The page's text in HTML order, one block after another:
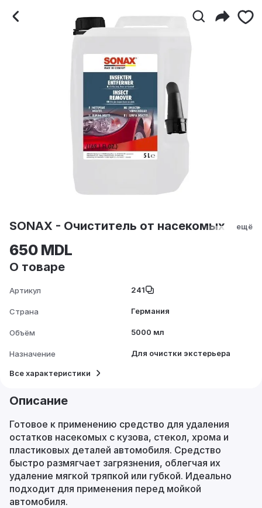
SONAX - Очиститель
SONAX - Очиститель от насекомых ещё
650 MDL
О товаре
Артикул 241
Страна Германия
Объём 5000 мл
Назначение Для очистки экстерьера
Все характеристики
Описание
Готовое к применению средство для удаления
остатков насекомых с кузова, стекол, хрома и
пластиковых деталей автомобиля. Средство
быстро размягчает загрязнения, облегчая их
удаление мягкой тряпкой или губкой. Идеально
подходит для применения перед мойкой
автомобиля.